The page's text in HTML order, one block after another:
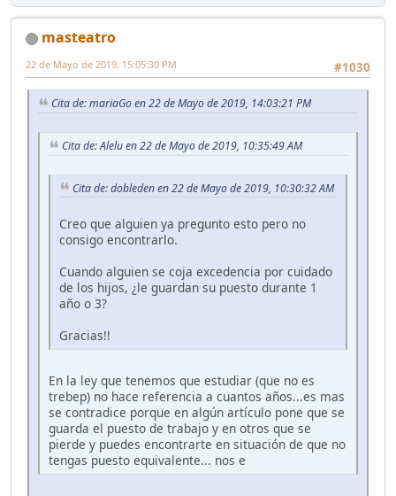
masteatro
#1030
22 de Mayo de 2019, 15:05:30 PM
Cita de: mariaGo en 22 de Mayo de 2019, 14:03:21 PM
Cita de: Alelu en 22 de Mayo de 2019, 10:35:49 AM
Cita de: dobleden en 22 de Mayo de 2019, 10:30:32 AM
Creo que alguien ya pregunto esto pero no
consigo encontrarlo.
Cuando alguien se coja excedencia por cuidado
de los hijos, ¿le guardan su puesto durante 1
año o 3?
Gracias!!
En la ley que tenemos que estudiar (que no es
trebep) no hace referencia a cuantos años...es mas
se contradice porque en algún artículo pone que se
guarda el puesto de trabajo y en otros que se
pierde y puedes encontrarte en situación de que no
tengas puesto equivalente... nos e